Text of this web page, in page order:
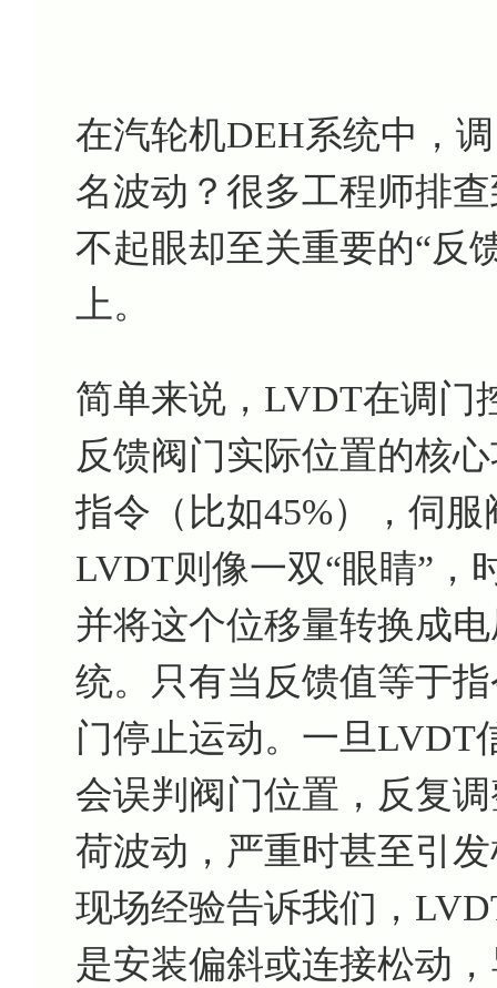
在汽轮机DEH系统中，
名波动？很多工程师排
不起眼却至关重要的“
上。
简单来说，LVDT在调门
反馈阀门实际位置的核
指令（比如45%），伺
LVDT则像一双“眼睛”，
并将这个位移量转换成
统。只有当反馈值等于
门停止运动。一旦LVDT
会误判阀门位置，反复
荷波动，严重时甚至引
现场经验告诉我们，
是安装偏斜或连接松动